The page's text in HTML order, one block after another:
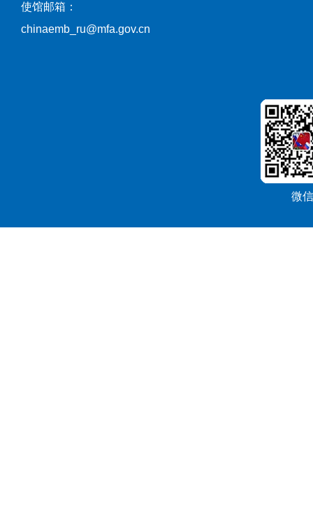
使馆邮箱：
chinaemb_ru@mfa.gov.cn
微信